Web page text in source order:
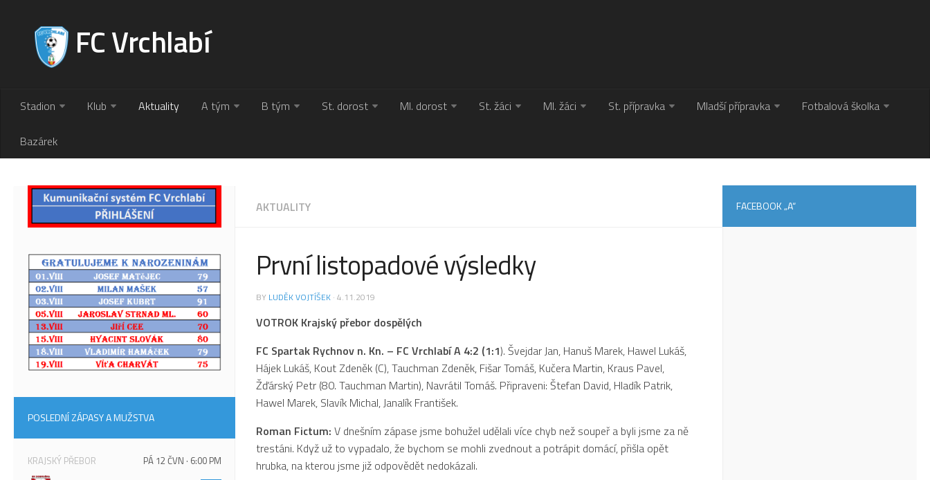
FC Vrchlabí
Stadion Klub Aktuality A tým B tým St. dorost Ml. dorost St. žáci Ml. žáci St. přípravka Mladší přípravka Fotbalová školka
Bazárek
AKTUALITY
První listopadové výsledky
BY LUDĚK VOJTÍŠEK · 4.11.2019
VOTROK Krajský přebor dospělých
FC Spartak Rychnov n. Kn. – FC Vrchlabí A 4:2 (1:1). Švejdar Jan, Hanuš Marek, Hawel Lukáš,
Hájek Lukáš, Kout Zdeněk (C), Tauchman Zdeněk, Fišar Tomáš, Kučera Martin, Kraus Pavel,
Žďárský Petr (80. Tauchman Martin), Navrátil Tomáš. Připraveni: Štefan David, Hladík Patrik,
Hawel Marek, Slavík Michal, Janalík František.
Roman Fictum: V dnešním zápase jsme bohužel udělali více chyb než soupeř a byli jsme za ně
trestáni. Když už to vypadalo, že bychom se mohli zvednout a potrápit domácí, přišla opět
hrubka, na kterou jsme již odpovědět nedokázali.
POSLEDNÍ ZÁPASY A MUŽSTVA
KRAJSKÝ PŘEBOR PÁ 12 ČVN · 6:00 PM
FACEBOOK „A“